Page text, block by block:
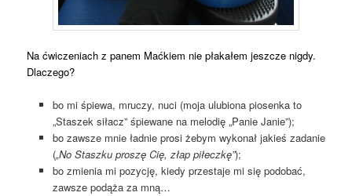
Na ćwiczeniach z panem Maćkiem nie płakałem jeszcze nigdy.
Dlaczego?
bo mi śpiewa, mruczy, nuci (moja ulubiona piosenka to
„Staszek siłacz” śpiewane na melodię „Panie Janie”);
bo zawsze mnie ładnie prosi żebym wykonał jakieś zadanie
(„No Staszku proszę Cię, złap piłeczkę”);
bo zmienia mi pozycję, kiedy przestaje mi się podobać,
zawsze podąża za mną…